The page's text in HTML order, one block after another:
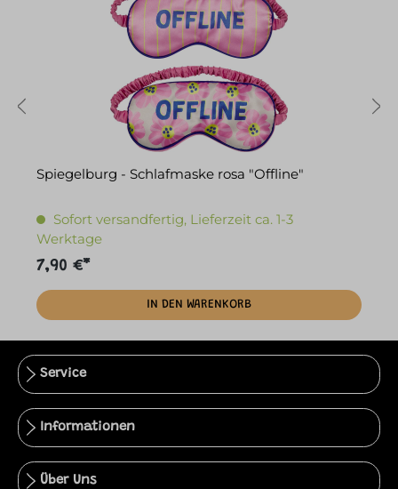
Spiegelburg - Schlafmaske rosa "Offline"
Sofort versandfertig, Lieferzeit ca. 1-3
Werktage
7,90 €*
IN DEN WARENKORB
Service
Informationen
Über Uns